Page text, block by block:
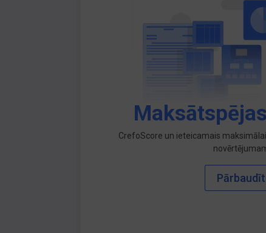
CrefoScore un ieteicamais
Pārbaudīt